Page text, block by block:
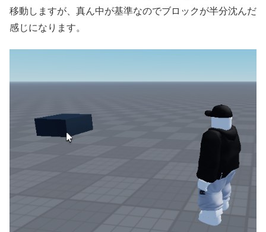
移動しますが、真ん中が基準なのでブロックが半分沈んだ
感じになります。